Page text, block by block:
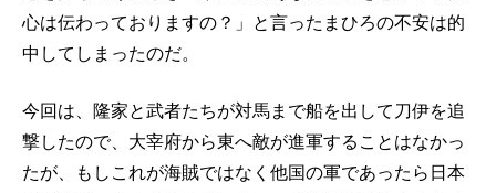
心は伝わっておりますの？」と言ったまひろの不安は的
中してしまったのだ。
今回は、隆家と武者たちが対馬まで船を出して刀伊を追
撃したので、大宰府から東へ敵が進軍することはなかっ
たが、もしこれが海賊ではなく他国の軍であったら日本